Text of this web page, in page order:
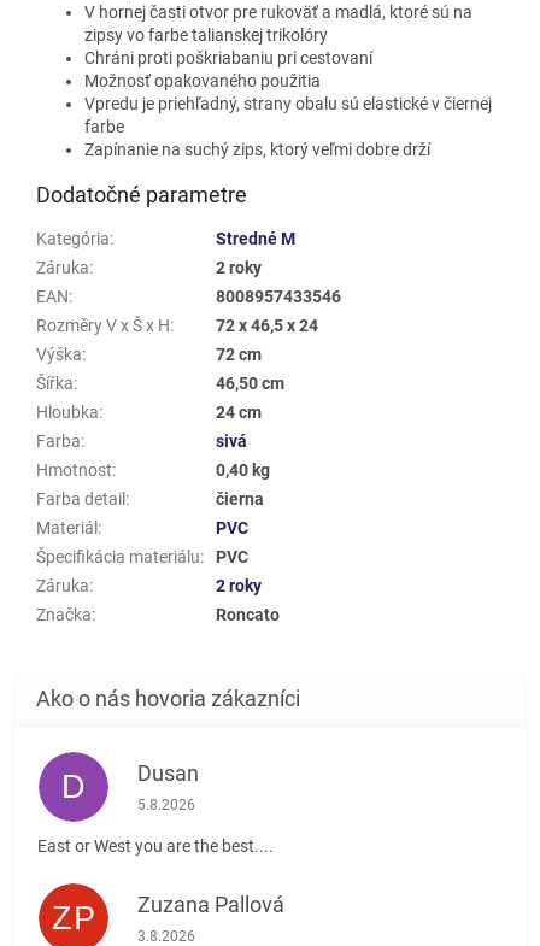
V hornej časti otvor pre rukoväť a madlá, ktoré sú na
zipsy vo farbe talianskej trikolóry
Chráni proti poškriabaniu pri cestovaní
Možnosť opakovaného použitia
Vpredu je priehľadný, strany obalu sú elastické v čiernej
farbe
Zapínanie na suchý zips, ktorý veľmi dobre drží
Dodatočné parametre
Kategória:
Stredné M
Záruka:
2 roky
EAN:
8008957433546
Rozměry V x Š x H:
72 x 46,5 x 24
Výška:
72 cm
Šířka:
46,50 cm
Hloubka:
24 cm
Farba:
sivá
Hmotnost:
0,40 kg
Farba detail :
čierna
Materiál :
PVC
Špecifikácia materiálu:
PVC
Záruka:
2 roky
Značka: Roncato
D Dusan
Hodnotenie obchodu je 5 z 5 hviezdičiek.
5.8.2026
East or West you are the best....
ZP Zuzana Pallová
Hodnotenie obchodu je 5 z 5 hviezdičiek.
3.8.2026